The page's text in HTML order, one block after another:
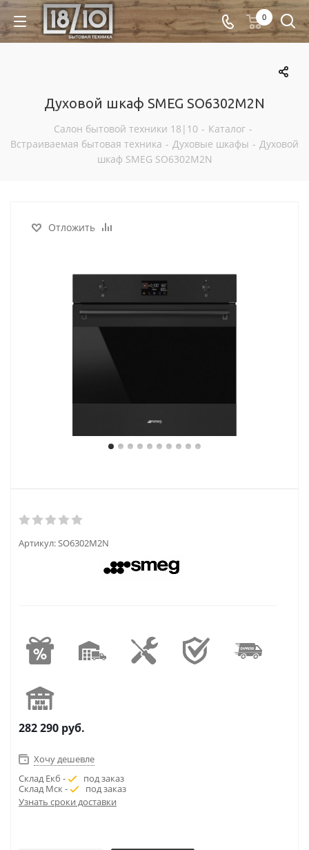
0
Духовой шкаф SMEG SO6302M2N
Салон бытовой техники 18|10 - Каталог -
Встраиваемая бытовая техника - Духовые шкафы - Духовой
шкаф SMEG SO6302M2N
Отложить
Артикул:SO6302M2N
282 290 руб.
Хочу дешевле
Склад Екб -
под заказ
Склад Мск -
под заказ
Узнать сроки доставки